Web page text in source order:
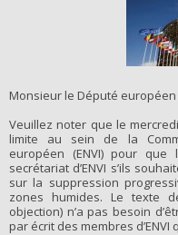
Monsieur le Député européen
Veuillez noter que le
limite au sein de la
européen (ENVI) pour
secrétariat d’ENVI s’ils
sur la suppression
zones humides. Le texte
objection) n’a pas besoin
par écrit des membres d’ENVI